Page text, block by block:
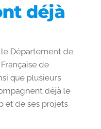
déjà
le Département de
de
que plusieurs
déjà le
et de ses projets